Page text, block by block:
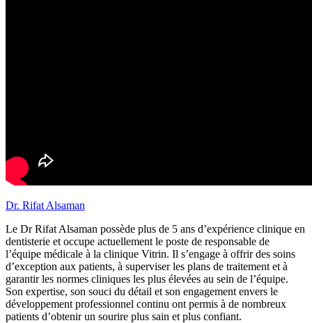
Dr. Rifat Alsaman
Le Dr Rifat Alsaman possède plus de 5 ans d’expérience clinique en
dentisterie et occupe actuellement le poste de responsable de
l’équipe médicale à la clinique Vitrin. Il s’engage à offrir des soins
d’exception aux patients, à superviser les plans de traitement et à
garantir les normes cliniques les plus élevées au sein de l’équipe.
Son expertise, son souci du détail et son engagement envers le
développement professionnel continu ont permis à de nombreux
patients d’obtenir un sourire plus sain et plus confiant.